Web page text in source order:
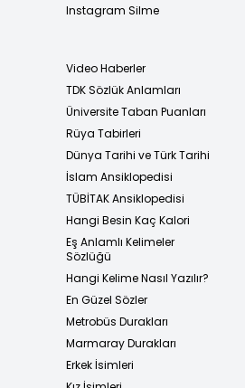
Instagram Silme
Video Haberler
TDK Sözlük Anlamları
Üniversite Taban Puanları
Rüya Tabirleri
Dünya Tarihi ve Türk Tarihi
İslam Ansiklopedisi
TÜBİTAK Ansiklopedisi
Hangi Besin Kaç Kalori
Eş Anlamlı Kelimeler
Sözlüğü
Hangi Kelime Nasıl Yazılır?
En Güzel Sözler
Metrobüs Durakları
Marmaray Durakları
Erkek İsimleri